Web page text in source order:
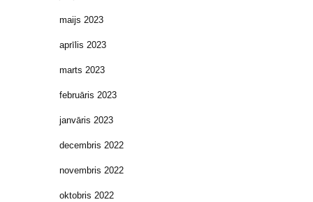
maijs 2023
aprīlis 2023
marts 2023
februāris 2023
janvāris 2023
decembris 2022
novembris 2022
oktobris 2022